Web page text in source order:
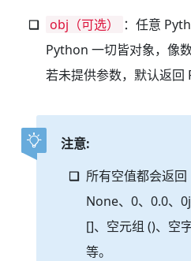
obj（可选）
：任意
Python 一切皆对象，像
若未提供参数，默认返回
注意:
所有空值都会返回
None、0、0.0、
[]、空元组 ()、空
等。